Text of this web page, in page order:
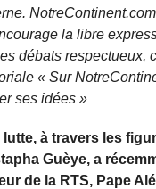
la libre
débats respectueux,
« Sur
ses idées »
lutte, à travers les
Guèye, a
de la RTS, Pape